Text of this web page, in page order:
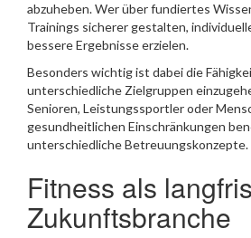
abzuheben. Wer über fundiertes
Trainings sicherer gestalten,
bessere Ergebnisse erzielen.
Besonders wichtig ist dabei die
unterschiedliche Zielgruppen
Senioren, Leistungssportler oder
gesundheitlichen Einschränkungen
unterschiedliche Betreuungskonzepte.
Fitness als
Zukunftsbranche